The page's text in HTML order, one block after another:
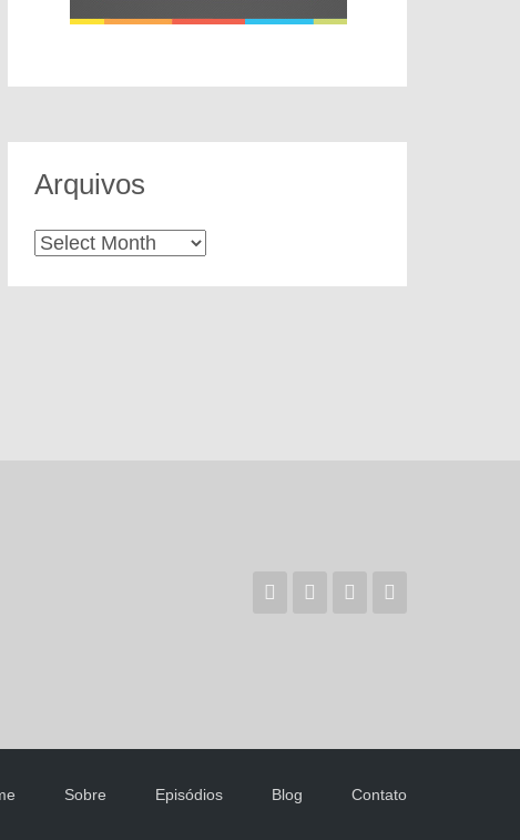
Arquivos
Arquivos
Sobre Episódios Blog Contato